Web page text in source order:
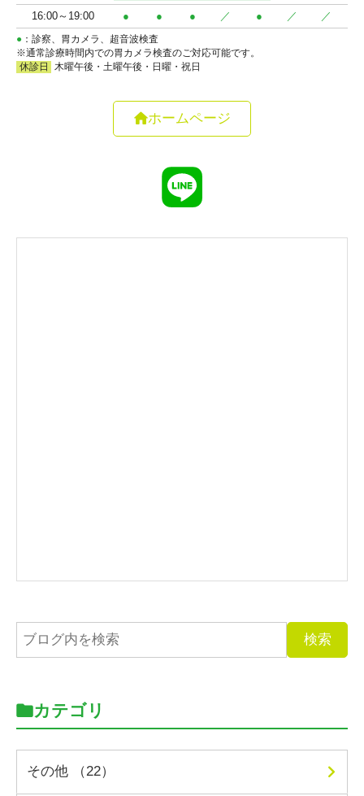
ホームページ
カテゴリ
その他 （22）